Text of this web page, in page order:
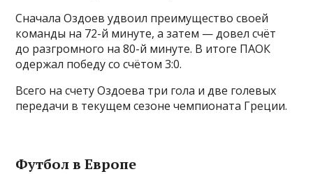
Сначала Оздоев удвоил преимущество своей
команды на 72-й минуте, а затем — довел счёт
до разгромного на 80-й минуте. В итоге ПАОК
одержал победу со счётом 3:0.
Всего на счету Оздоева три гола и две голевых
передачи в текущем сезоне чемпионата Греции.
Футбол в Европе